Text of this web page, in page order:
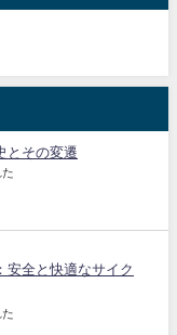
とその変遷
安全と快適なサイク